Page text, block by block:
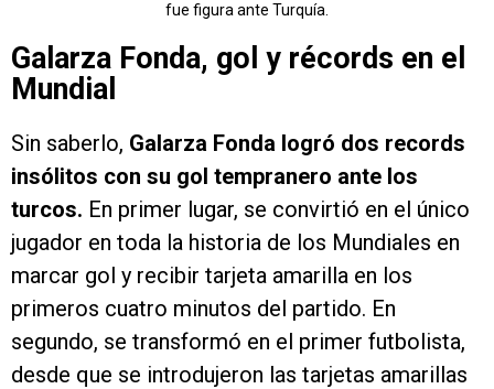
fue figura ante Turquía.
Galarza Fonda, gol y récords en el
Mundial
Sin saberlo, Galarza Fonda logró dos records
insólitos con su gol tempranero ante los
turcos. En primer lugar, se convirtió en el único
jugador en toda la historia de los Mundiales en
marcar gol y recibir tarjeta amarilla en los
primeros cuatro minutos del partido. En
segundo, se transformó en el primer futbolista,
desde que se introdujeron las tarjetas amarillas